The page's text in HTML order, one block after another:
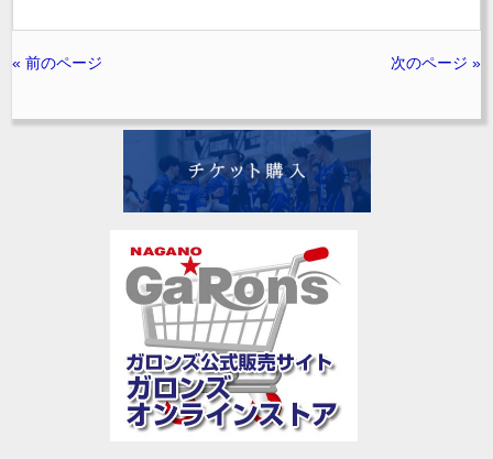
« 前のページ 次のページ »